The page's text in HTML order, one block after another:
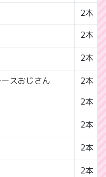
2本
2本
2本
スおじさん
2本
2本
2本
2本
2本